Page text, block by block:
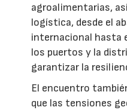
agroalimentarias,
logística, desde el
internacional hasta
los puertos y la
garantizar la
El encuentro
que las tensiones